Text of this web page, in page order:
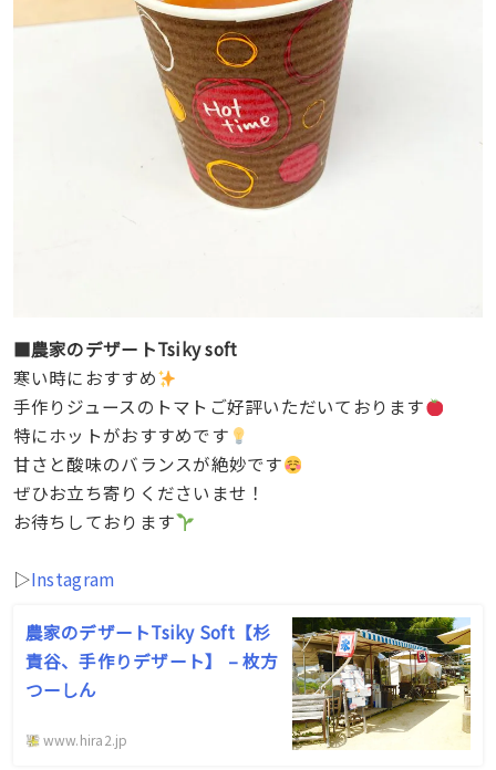
■農家のデザートTsiky soft
寒い時におすすめ
手作りジュースのトマトご好評いただいております
特にホットがおすすめです
甘さと酸味のバランスが絶妙です
ぜひお立ち寄りくださいませ！
お待ちしております
▷Instagram
農家のデザートTsiky Soft【杉
責谷、手作りデザート】 – 枚方
つーしん
www.hira2.jp